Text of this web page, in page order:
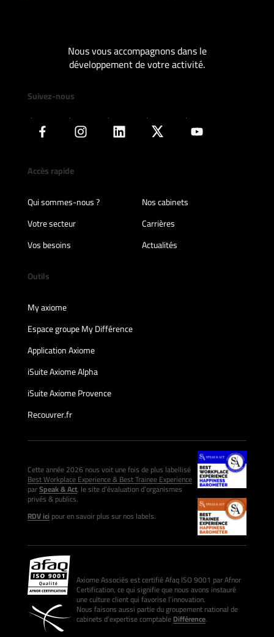
Nous vous accompagnons dans le
développement de votre activité.
Suivez-nous
Accès rapide
Qui sommes-nous ?
Nos cabinets
Votre secteur
Carrières
Vos besoins
Actualités
Outils
My axiome
Espace groupe My Différence
Application Axiome
iSuite Axiome Alpha
iSuite Axiome Provence
Recouvrer.fr
Cette année 2026 nous voit une fois de plus labellisé
Best Workplace Experience & Best Trainee Experience
parSpeak & Act, le site d’évaluation d’organismes
privés & publics.
RDV icipour en savoir plus sur nos labels.
Axiome Associés est certifié Afaq ISO 9001 par Afnor
Certification, ce qui signifie que nous avons instauré
une culture client qui favorise l’innovation.
Nous faisons aussi partie du groupement national de
cabinets d’expertise comptableDifférence.